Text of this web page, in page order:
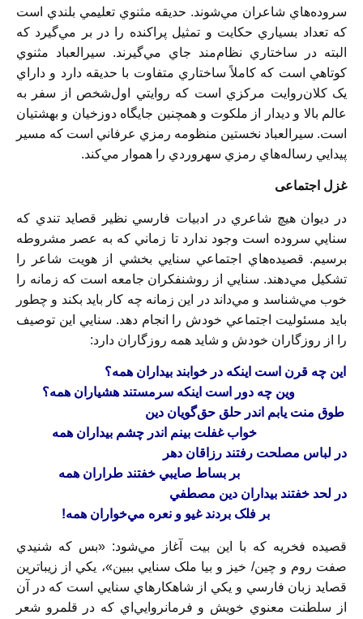
سروده‌هاي شاعران مي‌شوند. حديقه مثنوي تعليمي بلندي است
که تعداد بسياري حکايت و تمثيل پراکنده را در بر مي‌گيرد که
البته در ساختاري نظام‌مند جاي مي‌گيرند. سيرالعباد مثنوي
کوتاهي است که کاملاً ساختاري متفاوت با حديقه دارد و داراي
يک کلان‌روايت مرکزي است که روايتي اول‌شخص از سفر به
عالم بالا و ديدار از ملکوت و همچنين جايگاه دوزخيان و بهشتيان
است. سيرالعباد نخستين منظومه رمزي عرفاني است که مسير
پيدايي رساله‌هاي رمزي سهروردي را هموار مي‌کند.
غزل اجتماعی
در ديوان هيچ شاعري در ادبيات فارسي نظير قصايد تندي که
سنايي سروده است وجود ندارد تا زماني که به عصر مشروطه
برسيم. قصيده‌هاي اجتماعي سنايي بخشي از هويت شاعر را
تشکيل مي‌دهند. سنايي از روشنفکران جامعه است که زمانه‌ را
خوب مي‌شناسد و مي‌داند در اين زمانه چه کار بايد بکند و چطور
بايد مسئوليت اجتماعي خودش را انجام دهد. سنايي اين توصيف
را از روزگاران خودش و شايد همه روزگاران دارد:
اين چه قرن است اينکه در خوابند بيداران همه؟
وين چه دور است اينکه سرمستند هشياران همه؟
طوق منت يابم اندر حلق حق‌گويان دين
خواب غفلت بينم اندر چشم بيداران همه
در لباس مصلحت رفتند رزاقان دهر
بر بساط صايبي خفتند طراران همه
در لحد خفتند بيداران دين مصطفي
بر فلک بردند غيو و نعره مي‌خواران همه!
قصيده فخريه ‌که با اين بيت آغاز مي‌شود: «بس که شنيدي
صفت روم و چين/ خيز و بيا ملک سنايي ببين»، يکي از زيباترين
قصايد زبان فارسي و يکي از شاهکارهاي سنايي است که در آن
از سلطنت معنوي خويش و فرمانروايي‌اي که در قلمرو شعر